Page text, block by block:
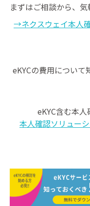
まずはご相談から、
→ネクスウェイ本人
eKYCの費用について
eKYC含む本
本人確認ソリュー